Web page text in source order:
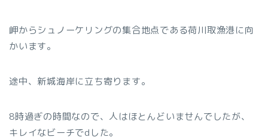
岬からシュノーケリングの集合地点である荷川取漁港に向
かいます。
途中、新城海岸に立ち寄ります。
8時過ぎの時間なので、人はほとんどいませんでしたが、
キレイなビーチでdした。